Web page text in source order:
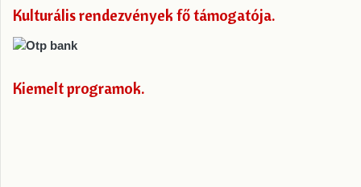
Kulturális rendezvények fő támogatója
Kiemelt programok